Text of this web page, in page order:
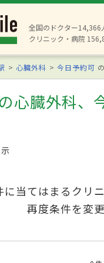
全国のドクター14,366
クリニック・病院
心臓外科 今日予約可
心臓外科、
に当てはまるクリ
再度条件を変